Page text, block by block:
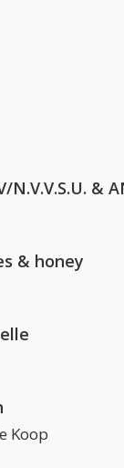
& honey
Koop